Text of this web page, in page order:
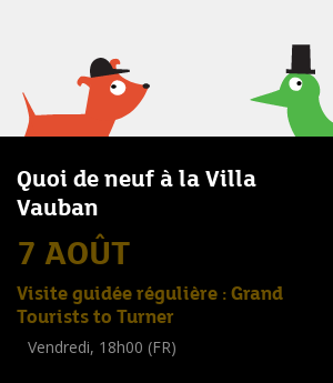
Quoi de neuf à la Villa
Vauban
7 AOÛT
Visite guidée régulière : Grand
Tourists to Turner
Vendredi, 18h00 (FR)